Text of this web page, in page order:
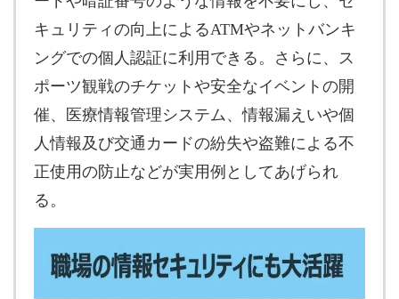
キュリティの向上によるATMやネットバンキ
ングでの個人認証に利用できる。さらに、ス
ポーツ観戦のチケットや安全なイベントの開
催、医療情報管理システム、情報漏えいや個
人情報及び交通カードの紛失や盗難による不
正使用の防止などが実用例としてあげられ
る。